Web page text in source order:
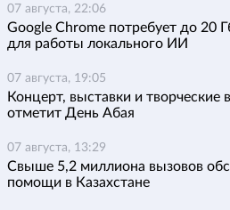
07 августа, 22:06
Google Chrome потребует до 20
для работы локального ИИ
07 августа, 19:05
Концерт, выставки и творческие
отметит День Абая
07 августа, 13:29
Свыше 5,2 миллиона вызовов
помощи в Казахстане